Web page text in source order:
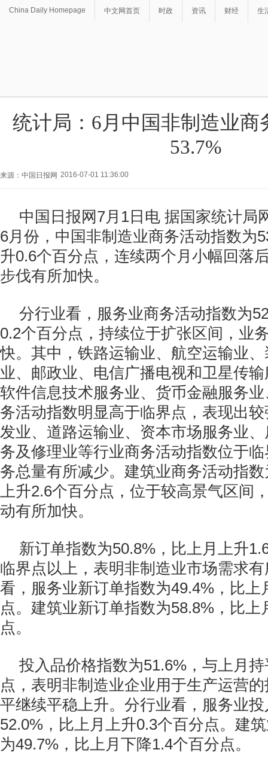
China Daily Homepage 中文网首页 时政 资讯 财经 生
统计局：6月中国非制造业商
53.7%
来源：中国日报网 2016-07-01 11:36:00
中国日报网7月1日电 据国家统计局
6月份，中国非制造业商务活动指数为
升0.6个百分点，连续两个月小幅回落
步伐有所加快。
分行业看，服务业商务活动指数为
0.2个百分点，持续位于扩张区间，业
快。其中，铁路运输业、航空运输业
业、邮政业、电信广播电视和卫星传
软件信息技术服务业、货币金融服务
务活动指数明显高于临界点，表现出
发业、道路运输业、资本市场服务业
务及修理业等行业商务活动指数位于
务总量有所减少。建筑业商务活动指
上升2.6个百分点，位于较高景气区间
动有所加快。
新订单指数为50.8%，比上月上升
临界点以上，表明非制造业市场需求
看，服务业新订单指数为49.4%，比上
点。建筑业新订单指数为58.8%，比上
点。
投入品价格指数为51.6%，与上月
点，表明非制造业企业用于生产运营
平继续平稳上升。分行业看，服务业
52.0%，比上月上升0.3个百分点。建
为49.7%，比上月下降1.4个百分点。